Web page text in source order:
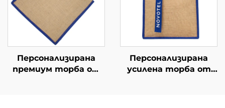
Персонализирана
премиум торба от
Персонализирана
усилена торба от